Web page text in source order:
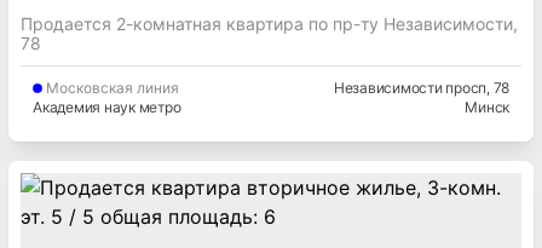
Продается 2-комнатная квартира по пр-ту Независимости,
78
Московская линия
Академия наук метро
Независимости просп, 78
Минск